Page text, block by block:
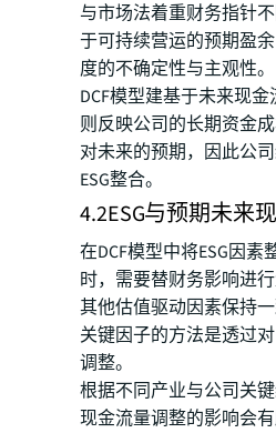
与市场法着重财务指针
于可持续营运的预期盈
度的不确定性与主观性。
DCF模型建基于未来现
则反映公司的长期资金
对未来的预期，因此公
ESG整合。
4.2ESG与预期未来
在DCF模型中将ESG因素
时，需要替财务影响进
其他估值驱动因素保持
关键因子的方法是透过
调整。
根据不同产业与公司关
现金流量调整的影响会